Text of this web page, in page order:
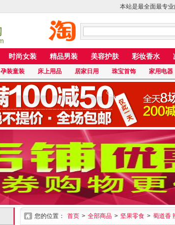
本站是最全面最专
时尚女装 精品男装 美容护肤 彩妆香水
孕装童装 床上用品 居家日用 珠宝首饰 家用电器
您的位置： 首页 > 全部商品 > 坚果零食 > 蜀道香